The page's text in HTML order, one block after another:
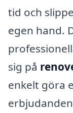
tid och
egen hand.
sig på
enkelt göra